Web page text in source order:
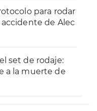
para rodar
de Alec
set de rodaje:
a la muerte de